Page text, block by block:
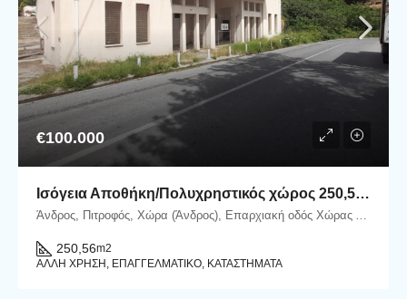
€100.000
Ισόγεια Αποθήκη/Πολυχρηστικός χώρος 250,56 m2 επί της Επαρχιακής οδού στον Πιτροφό
250,56m2
ΆΛΛΗ ΧΡΉΣΗ, ΕΠΑΓΓΕΛΜΑΤΙΚΌ, ΚΑΤΑΣΤΉΜΑΤΑ